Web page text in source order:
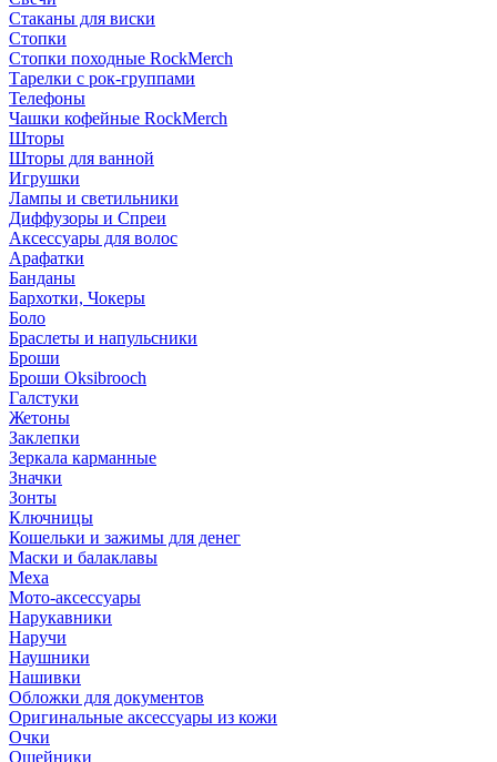
Стаканы для виски
Стопки
Стопки походные RockMerch
Тарелки с рок-группами
Телефоны
Чашки кофейные RockMerch
Шторы
Шторы для ванной
Игрушки
Лампы и светильники
Диффузоры и Спреи
Аксессуары для волос
Арафатки
Банданы
Бархотки, Чокеры
Боло
Браслеты и напульсники
Броши
Броши Oksibrooch
Галстуки
Жетоны
Заклепки
Зеркала карманные
Значки
Зонты
Ключницы
Кошельки и зажимы для денег
Маски и балаклавы
Меха
Мото-аксессуары
Нарукавники
Наручи
Наушники
Нашивки
Обложки для документов
Оригинальные аксессуары из кожи
Очки
Ошейники